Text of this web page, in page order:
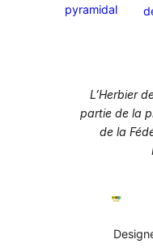
pyramidal
L’Herbier
partie de la
de la